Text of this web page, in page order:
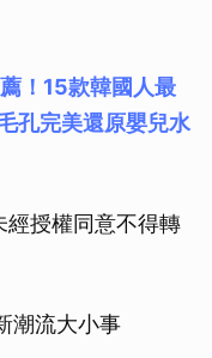
！15款韓國人最
孔完美還原嬰兒水
經授權同意不得轉
潮流大小事